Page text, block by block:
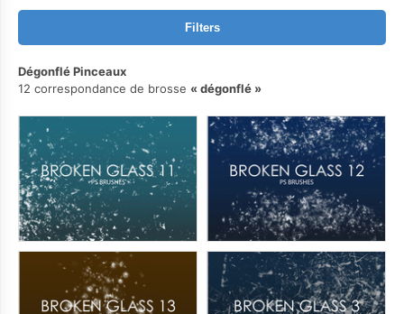
Filters
Dégonflé Pinceaux
12 correspondance de brosse
dégonflé